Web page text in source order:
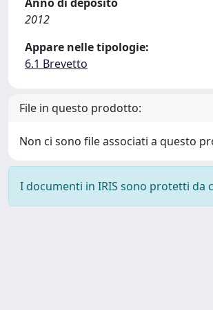
2012
Appare nelle tipologie:
6.1 Brevetto
File in questo prodotto:
Non ci sono file associati a questo
I documenti in IRIS sono protetti da